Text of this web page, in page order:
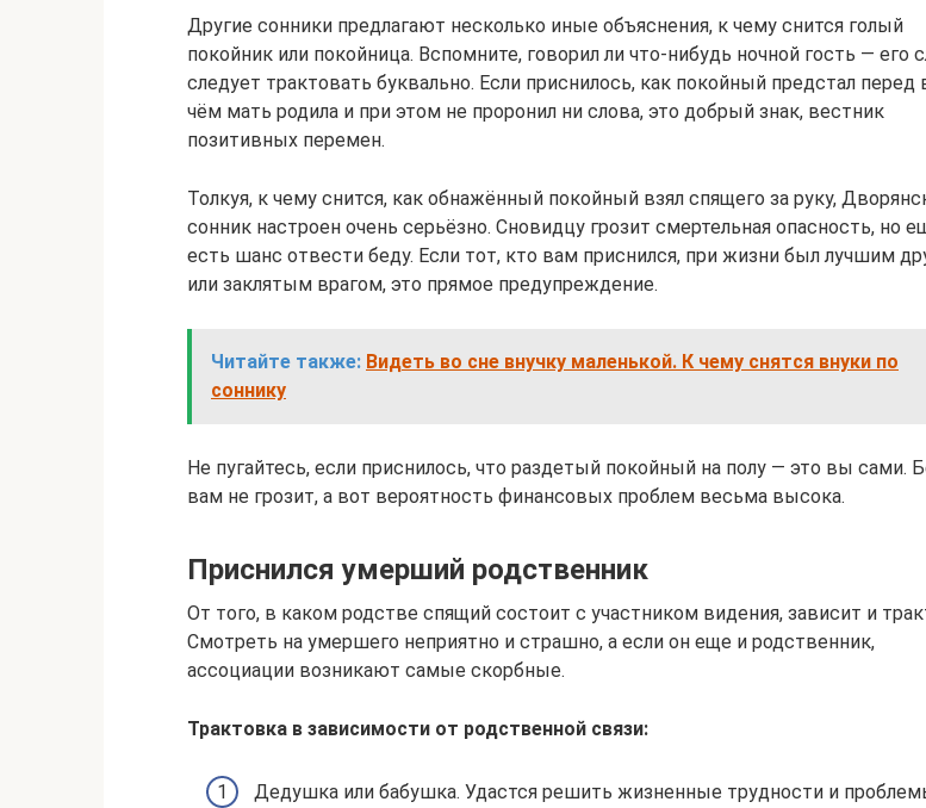
Другие сонники предлагают несколько иные объяснения, к чему снится голый
покойник или покойница. Вспомните, говорил ли что-нибудь ночной гость — его
следует трактовать буквально. Если приснилось, как покойный предстал перед
чём мать родила и при этом не проронил ни слова, это добрый знак, вестник
позитивных перемен.
Толкуя, к чему снится, как обнажённый покойный взял спящего за руку,
сонник настроен очень серьёзно. Сновидцу грозит смертельная опасность, но
есть шанс отвести беду. Если тот, кто вам приснился, при жизни был лучшим
или заклятым врагом, это прямое предупреждение.
Читайте также: Видеть во сне внучку маленькой. К чему снятся внуки по
соннику
Не пугайтесь, если приснилось, что раздетый покойный на полу — это вы сами.
вам не грозит, а вот вероятность финансовых проблем весьма высока.
Приснился умерший родственник
От того, в каком родстве спящий состоит с участником видения, зависит и
Смотреть на умершего неприятно и страшно, а если он еще и родственник,
ассоциации возникают самые скорбные.
Трактовка в зависимости от родственной связи:
Дедушка или бабушка. Удастся решить жизненные трудности и